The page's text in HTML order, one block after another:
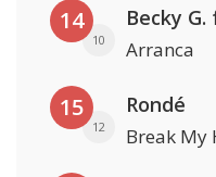
14
10
Becky
Arranca
15
12
Rondé
Break My